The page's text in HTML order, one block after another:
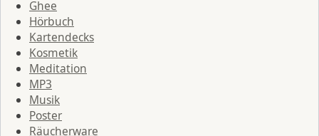
Ghee
Hörbuch
Kartendecks
Kosmetik
Meditation
MP3
Musik
Poster
Räucherware